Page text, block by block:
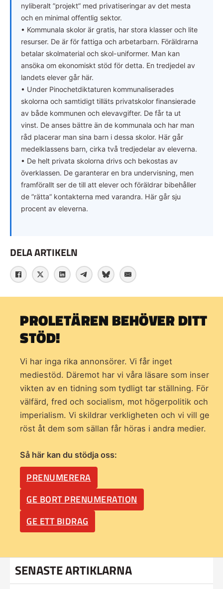
nyliberalt ”projekt” med privatiseringar av det mesta
och en minimal offentlig sektor.
• Kommunala skolor är gratis, har stora klasser och lite
resurser. De är för fattiga och arbetarbarn. Föräldrarna
betalar skolmaterial och skol-uniformer. Man kan
ansöka om ekonomiskt stöd för detta. En tredjedel av
landets elever går här.
• Under Pinochetdiktaturen kommunaliserades
skolorna och samtidigt tilläts privatskolor finansierade
av både kommunen och elevavgifter. De får ta ut
vinst. De anses bättre än de kommunala och har man
råd placerar man sina barn i dessa skolor. Här går
medelklassens barn, cirka två tredjedelar av eleverna.
• De helt privata skolorna drivs och bekostas av
överklassen. De garanterar en bra undervisning, men
framförallt ser de till att elever och föräldrar bibehåller
de ”rätta” kontakterna med varandra. Här går sju
procent av eleverna.
DELA ARTIKELN
PROLETÄREN BEHÖVER DITT
STÖD!
Vi har inga rika annonsörer. Vi får inget
mediestöd. Däremot har vi våra läsare som inser
vikten av en tidning som tydligt tar ställning. För
välfärd, fred och socialism, mot högerpolitik och
imperialism. Vi skildrar verkligheten och vi vill ge
röst åt dem som sällan får höras i andra medier.
Så här kan du stödja oss:
PRENUMERERA
GE BORT PRENUMERATION
GE ETT BIDRAG
SENASTE ARTIKLARNA